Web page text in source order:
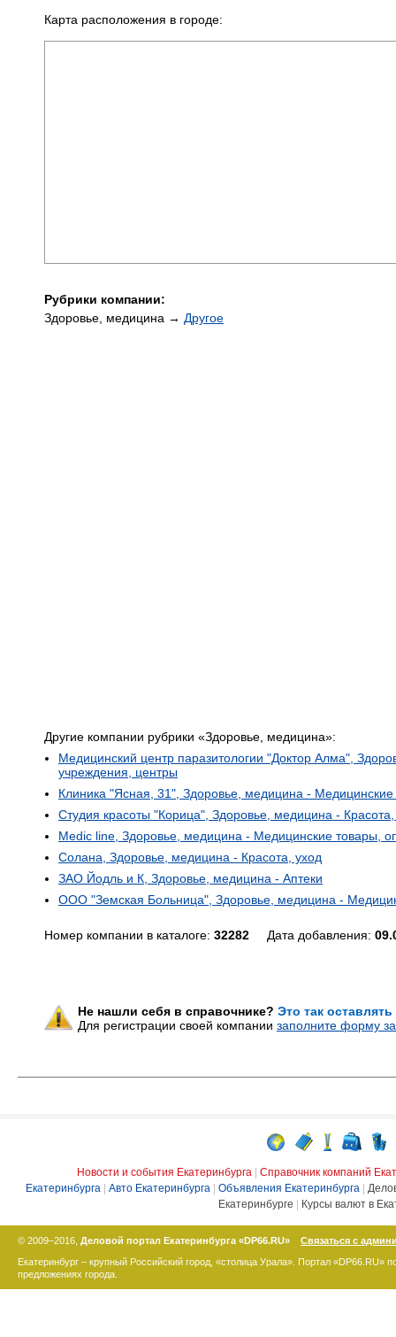
Карта расположения в городе:
Рубрики компании:
Здоровье, медицина → Другое
Другие компании рубрики «Здоровье, медицина»:
Медицинский центр паразитологии "Доктор Алма",
учреждения, центры
Клиника "Ясная, 31", Здоровье, медицина -
Студия красоты "Корица", Здоровье, медицина - Красота,
Medic line, Здоровье, медицина - Медицинские товары,
Солана, Здоровье, медицина - Красота, уход
ЗАО Йодль и К, Здоровье, медицина - Аптеки
ООО "Земская Больница", Здоровье, медицина -
Номер компании в каталоге: 32282 Дата добавления:
Не нашли себя в справочнике? Это так
Для регистрации своей компании заполните форму
Новости и события Екатеринбурга
Справочник компаний
Екатеринбурга
Авто Екатеринбурга Объявления Екатеринбурга
Екатеринбурге
Курсы валют в
© 2009–2016, Деловой портал Екатеринбурга «DP66.RU»
Связаться с
Екатеринбург – крупный Российский город, «столица Урала». Портал «DP66.RU»
предложениях города.